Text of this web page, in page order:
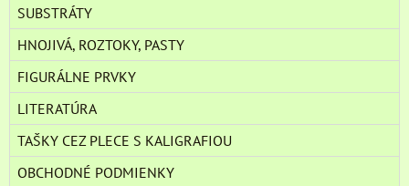
SUBSTRÁTY
HNOJIVÁ, ROZTOKY, PASTY
FIGURÁLNE PRVKY
LITERATÚRA
TAŠKY CEZ PLECE S KALIGRAFIOU
OBCHODNÉ PODMIENKY